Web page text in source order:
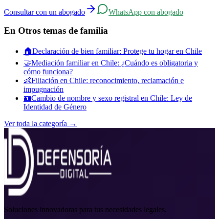
Consultar con un abogado WhatsApp con abogado
En Otros temas de familia
🏠Declaración de bien familiar: Protege tu hogar en Chile
🤝Mediación familiar en Chile: ¿Cuándo es obligatoria y
cómo funciona?
👶Filiación en Chile: reconocimiento, reclamación e
impugnación
🪪Cambio de nombre y sexo registral en Chile: Ley de
Identidad de Género
Ver toda la categoría →
Soluciones innovadoras para tus necesidades legales.